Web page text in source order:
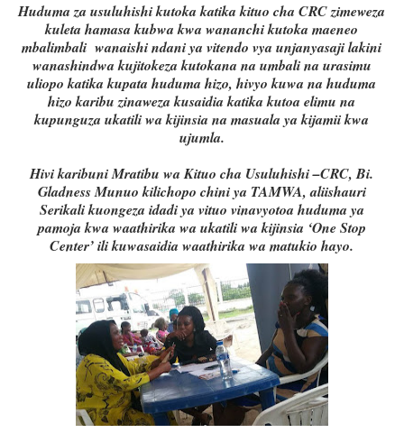
Huduma za usuluhishi kutoka katika kituo cha CRC zimeweza
kuleta hamasa kubwa kwa wananchi kutoka maeneo
mbalimbali wanaishi ndani ya vitendo vya unjanyasaji lakini
wanashindwa kujitokeza kutokana na umbali na urasimu
uliopo katika kupata huduma hizo, hivyo kuwa na huduma
hizo karibu zinaweza kusaidia katika kutoa elimu na
kupunguza ukatili wa kijinsia na masuala ya kijamii kwa
ujumla.
Hivi karibuni Mratibu wa Kituo cha Usuluhishi –CRC, Bi.
Gladness Munuo kilichopo chini ya TAMWA, aliishauri
Serikali kuongeza idadi ya vituo vinavyotoa huduma ya
pamoja kwa waathirika wa ukatili wa kijinsia ‘One Stop
Center’ ili kuwasaidia waathirika wa matukio hayo.